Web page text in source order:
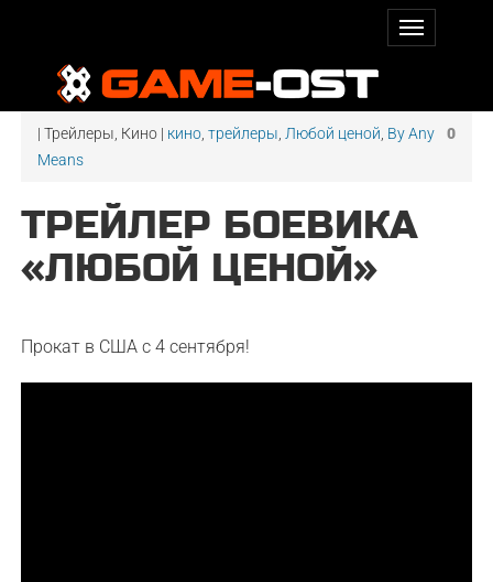
0
| Трейлеры, Кино | кино ,трейлеры Любой ценой By Any
Means
ТРЕЙЛЕР БОЕВИКА
«ЛЮБОЙ ЦЕНОЙ»
Прокат в США с 4 сентября!